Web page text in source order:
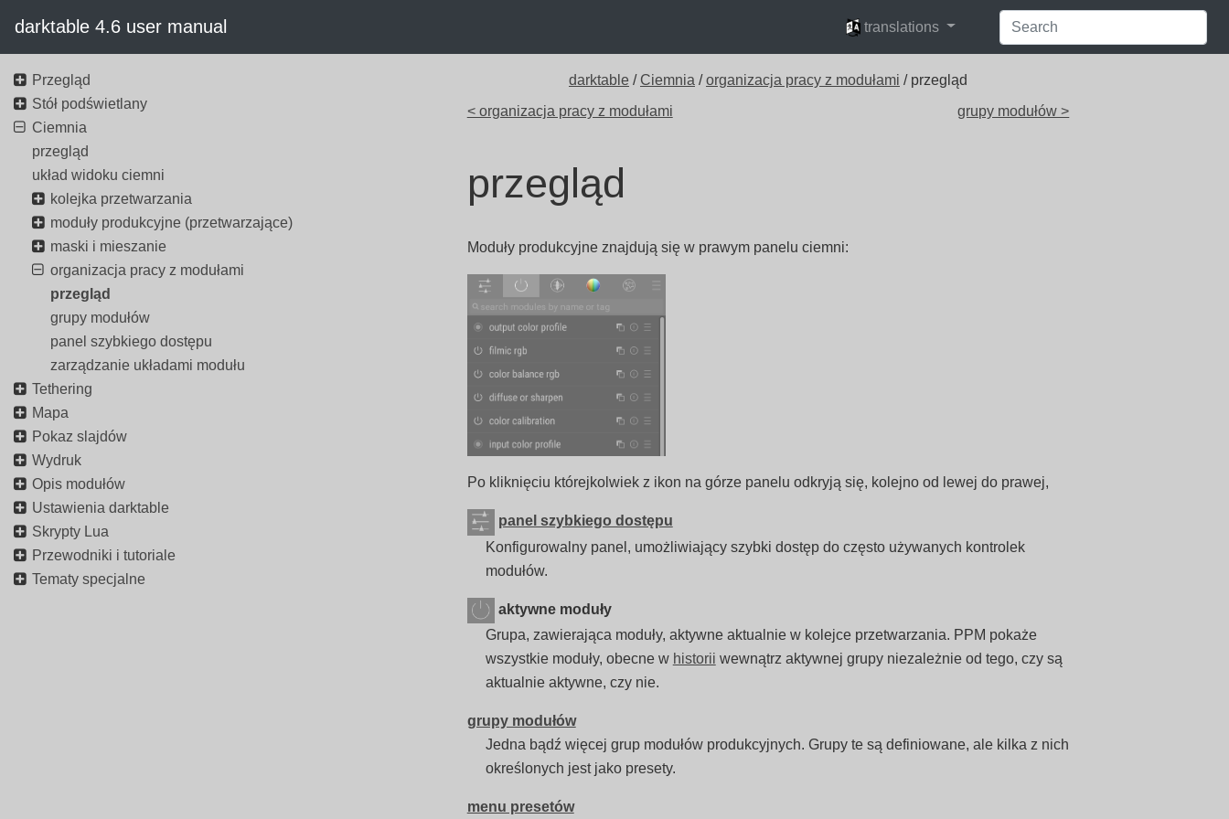
darktable 4.6 user manual languages
translations
darktable / Ciemnia /organizacja pracy z modułami / przegląd
< organizacja pracy z modułami
grupy modułów >
przegląd
Moduły produkcyjne znajdują się w prawym panelu ciemni:
Po kliknięciu którejkolwiek z ikon na górze panelu odkryją się, kolejno od lewej do prawej,
panel szybkiego dostępu
Konfigurowalny panel, umożliwiający szybki dostęp do często używanych kontrolek
modułów.
aktywne moduły
Grupa, zawierająca moduły, aktywne aktualnie w kolejce przetwarzania. PPM pokaże
wszystkie moduły, obecne w historii wewnątrz aktywnej grupy niezależnie od tego, czy są
aktualnie aktywne, czy nie.
grupy modułów
Jedna bądź więcej grup modułów produkcyjnych. Grupy te są definiowane, ale kilka z nich
określonych jest jako presety.
menu presetów
Przegląd
Stół podświetlany
Ciemnia
przegląd
układ widoku ciemni
kolejka przetwarzania
moduły produkcyjne (przetwarzające)
maski i mieszanie
organizacja pracy z modułami
przegląd
grupy modułów
panel szybkiego dostępu
zarządzanie układami modułu
Tethering
Mapa
Pokaz slajdów
Wydruk
Opis modułów
Ustawienia darktable
Skrypty Lua
Przewodniki i tutoriale
Tematy specjalne